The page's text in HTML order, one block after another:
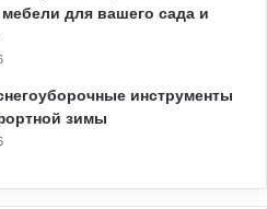
для вашего сада и
инструменты
зимы